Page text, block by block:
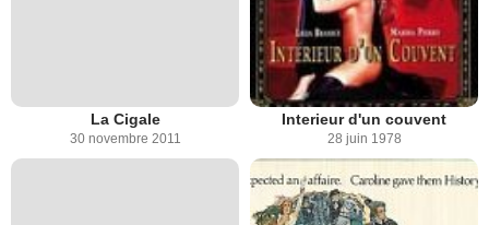
La Cigale
30 novembre 2011
Interieur d'un couvent
28 juin 1978